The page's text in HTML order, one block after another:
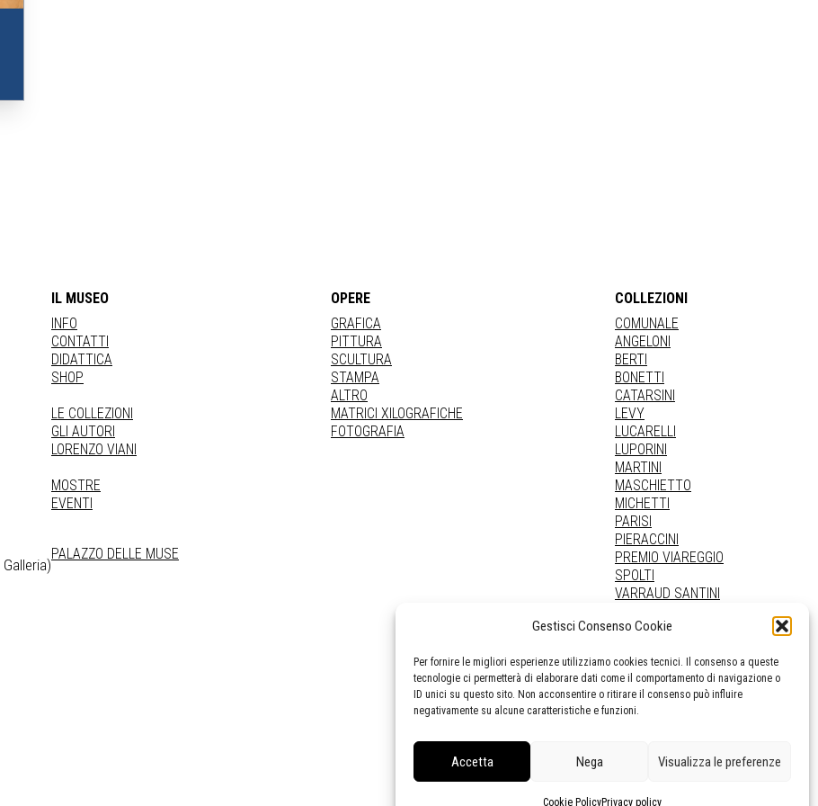
Gestisci Consenso Cookie
Per fornire le migliori esperienze utilizziamo cookies tecnici. Il consenso a queste
tecnologie ci permetterà di elaborare dati come il comportamento di navigazione o
ID unici su questo sito. Non acconsentire o ritirare il consenso può influire
negativamente su alcune caratteristiche e funzioni.
Accetta Nega Visualizza le preferenze
Cookie PolicyPrivacy policy
IL MUSEO
INFO
CONTATTI
DIDATTICA
SHOP
LE COLLEZIONI
GLI AUTORI
LORENZO VIANI
MOSTRE
EVENTI
PALAZZO DELLE MUSE
OPERE
GRAFICA
PITTURA
SCULTURA
STAMPA
ALTRO
MATRICI XILOGRAFICHE
FOTOGRAFIA
COLLEZIONI
COMUNALE
ANGELONI
BERTI
BONETTI
CATARSINI
LEVY
LUCARELLI
LUPORINI
MARTINI
MASCHIETTO
MICHETTI
PARISI
PIERACCINI
PREMIO VIAREGGIO
SPOLTI
VARRAUD SANTINI